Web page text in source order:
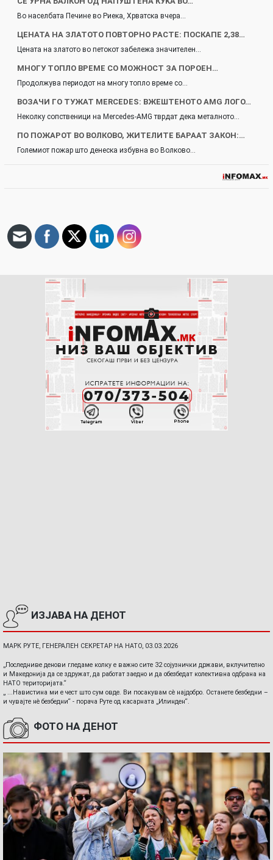
Во населбата Печине во Риека, Хрватска вчера…
ЦЕНАТА НА ЗЛАТОТО ПОВТОРНО РАСТЕ: ПОСКАПЕ 2,38…
Цената на златото во петокот забележа значителен…
МНОГУ ТОПЛО ВРЕМЕ СО МОЖНОСТ ЗА ПОРОЕН…
Продолжува периодот на многу топло време со…
ВОЗАЧИ ГО ТУЖАТ MERCEDES: ВЖЕШТЕНОТО AMG ЛОГО…
Неколку сопственици на Mercedes-AMG тврдат дека металното…
ПО ПОЖАРОТ ВО ВОЛКОВО, ЖИТЕЛИТЕ БАРААТ ЗАКОН:…
Големиот пожар што денеска избувна во Волково…
ИЗЈАВА НА ДЕНОТ
МАРК РУТЕ, ГЕНЕРАЛЕН СЕКРЕТАР НА НАТО, 03.03.2026
„Последниве денови гледаме колку е важно сите 32 сојузнички држави, вклучително
и Македонија да се здружат, да работат заедно и да обезбедат колективна одбрана на
НАТО територијата.“
„ ...Навистина ми е чест што сум овде. Ви посакувам сè најдобро. Останете безбедни –
и чувајте нè безбедни“ - порача Руте од касарната „Илинден“.
ФОТО НА ДЕНОТ